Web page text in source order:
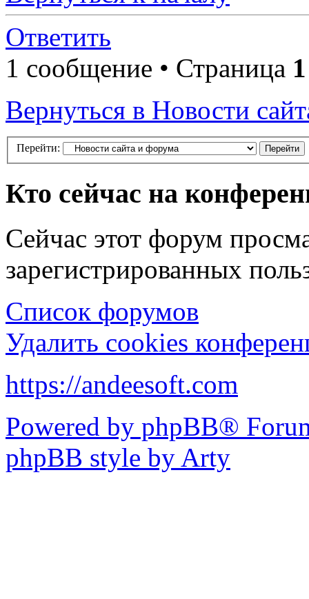
Ответить
1 сообщение • Страница 1
Вернуться в Новости
Перейти:
Кто сейчас на
Сейчас этот форум
зарегистрированных
Список форумов
Удалить cookies
https://andeesoft.com
Powered by phpBB®
phpBB style by Arty